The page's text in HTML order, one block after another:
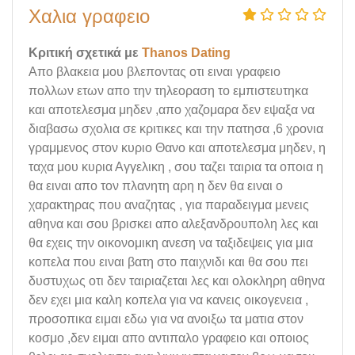
Χαλια γραφειο
Κριτική σχετικά με Thanos Dating
Απο βλακεια μου βλεποντας οτι ειναι γραφειο
πολλων ετων απο την τηλεοραση το εμπιστευτηκα
και αποτελεσμα μηδεν ,απο χαζομαρα δεν εψαξα να
διαβασω σχολια σε κριτικες και την πατησα ,6 χρονια
γραμμενος στον κυριο Θανο και αποτελεσμα μηδεν, η
ταχα μου κυρια Αγγελικη , σου ταζει ταιρια τα οποια η
θα ειναι απο τον πλανητη αρη η δεν θα ειναι ο
χαρακτηρας που αναζητας , για παραδειγμα μενεις
αθηνα και σου βρισκει απο αλεξανδρουπολη λες και
θα εχεις την οικονομικη ανεση να ταξιδεψεις για μια
κοπελα που ειναι βατη στο παιχνιδι και θα σου πει
δυστυχως οτι δεν ταιριαζεται λες και ολοκληρη αθηνα
δεν εχει μια καλη κοπελα για να κανεις οικογενεια ,
προσοπικα ειμαι εδω για να ανοιξω τα ματια στον
κοσμο ,δεν ειμαι απο αντιπαλο γραφειο και οποιος